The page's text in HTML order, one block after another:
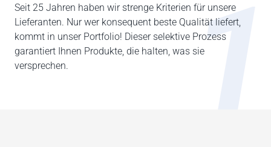
Seit 25 Jahren haben wir strenge Kriterien für unsere
Lieferanten. Nur wer konsequent beste Qualität liefert,
kommt in unser Portfolio! Dieser selektive Prozess
garantiert Ihnen Produkte, die halten, was sie
versprechen.
1